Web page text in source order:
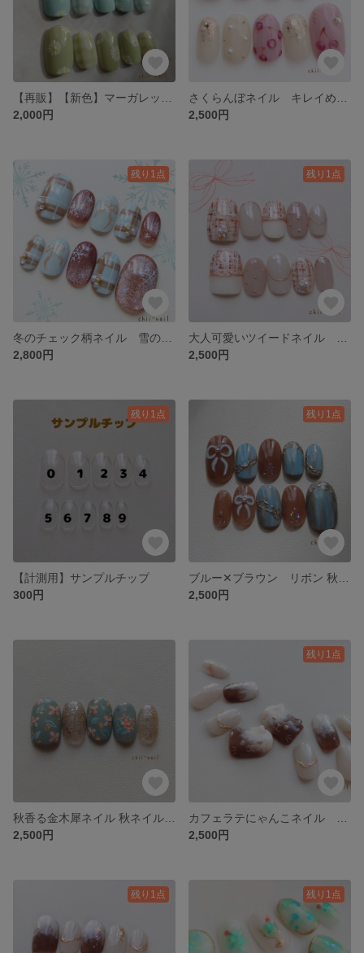
2,000円
2,500円
残り1点
2,800円
残り1点
2,500円
残り1点
【計測用】サンプルチップ
300円
残り1点
2,500円
2,500円
残り1点
2,500円
残り1点 残り1点